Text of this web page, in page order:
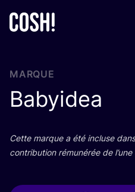
MARQUE
Babyidea
Cette marque a été incluse
contri­bu­tion rému­né­rée de